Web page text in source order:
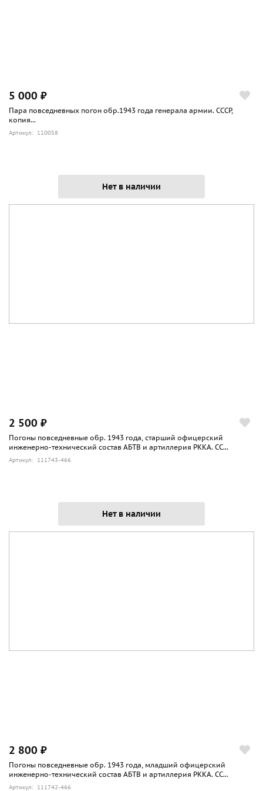
время войны в Действующей армии носятся постоянно, а
в тыловых частях лишь во время проведения учений в
поле.
5 000 ₽
Пара повседневных погон обр.1943 года генерала армии. СССР,
копия...
Артикул: 110058
Нет в наличии
2 500 ₽
Погоны повседневные обр. 1943 года, старший офицерский
инженерно-технический состав АБТВ и артиллерия РККА. СС...
Артикул: 111743-466
Нет в наличии
2 800 ₽
Погоны повседневные обр. 1943 года, младший офицерский
инженерно-технический состав АБТВ и артиллерия РККА. СС...
Артикул: 111742-466